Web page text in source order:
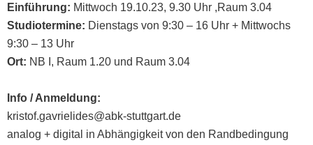
Einführung: Mittwoch 19.10.23, 9.30 Uhr ,Raum 3.04
Studiotermine: Dienstags von 9:30 – 16 Uhr + Mittwochs
9:30 – 13 Uhr
Ort: NB I, Raum 1.20 und Raum 3.04
Info / Anmeldung:
kristof.gavrielides@abk-stuttgart.de
analog + digital in Abhängigkeit von den Randbedingung